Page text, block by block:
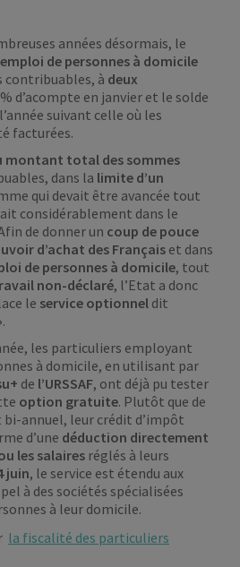
années désormais, le
emploi de personnes à domicile
contribuables, à deux
d’acompte en janvier et le solde
suivant celle où les
facturées.
montant total des sommes
dans la limite d’un
qui devait être avancée tout
considérablement dans le
de donner un coup de pouce
d’achat des Français et dans
de personnes à domicile, tout
non-déclaré, l’Etat a donc
le service optionnel dit
.
les particuliers employant
à domicile, en utilisant par
de l’URSSAF, ont déjà pu tester
option gratuite. Plutôt que de
bi-annuel, leur crédit d’impôt
d’une déduction directement
les salaires réglés à leurs
juin, le service est étendu aux
à des sociétés spécialisées
à leur domicile.
la fiscalité des particuliers